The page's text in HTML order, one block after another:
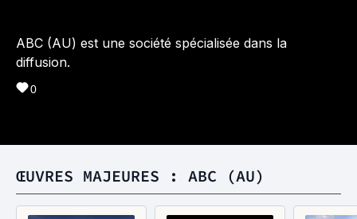
ABC (AU) est une société spécialisée dans la
diffusion.
0
ŒUVRES MAJEURES : ABC (AU)